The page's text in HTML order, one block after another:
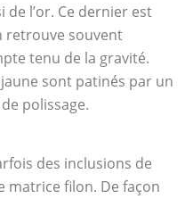
l’or. Ce dernier est
retrouve souvent
tenu de la gravité.
sont patinés par un
polissage.
des inclusions de
matrice filon. De façon